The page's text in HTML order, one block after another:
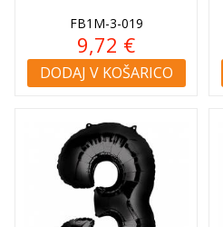
FB1M-3-019
9,72 €
DODAJ V KOŠARICO